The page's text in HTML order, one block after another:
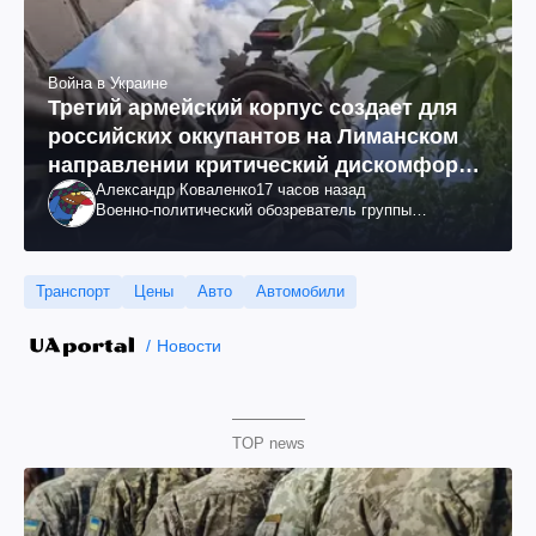
Война в Украине
Третий армейский корпус создает для
российских оккупантов на Лиманском
направлении критический дискомфорт:
как это удалось
Александр Коваленко17 часов назад
Военно-политический обозреватель группы
Транспорт Цены Авто Автомобили
Новости
TOP news